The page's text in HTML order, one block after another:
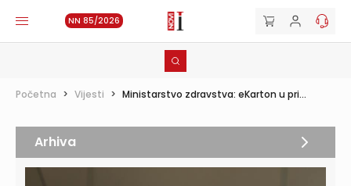
NN 85/2026
Početna > Vijesti > Ministarstvo zdravstva: eKarton u pri...
Arhiva